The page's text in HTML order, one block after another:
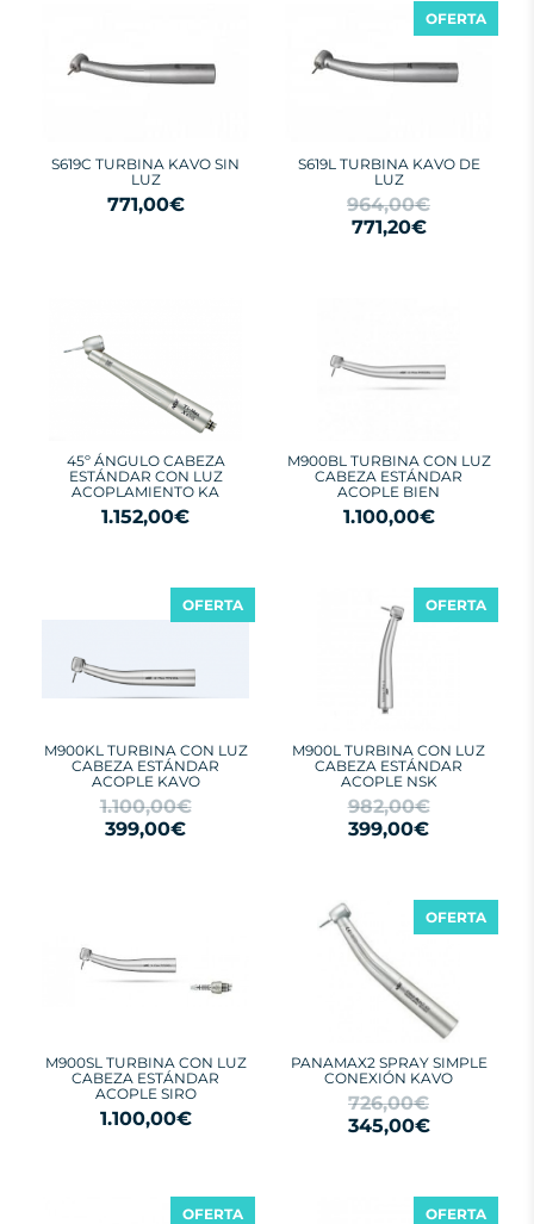
S619C TURBINA KAVO SIN
LUZ
771,00€
S619L TURBINA KAVO DE
LUZ
964,00€
771,20€
OFERTA
45º ÁNGULO CABEZA
ESTÁNDAR CON LUZ
ACOPLAMIENTO KA
1.152,00€
M900BL TURBINA CON LUZ
CABEZA ESTÁNDAR
ACOPLE BIEN
1.100,00€
M900KL TURBINA CON LUZ
CABEZA ESTÁNDAR
ACOPLE KAVO
1.100,00€
399,00€
OFERTA
M900L TURBINA CON LUZ
CABEZA ESTÁNDAR
ACOPLE NSK
982,00€
399,00€
OFERTA
M900SL TURBINA CON LUZ
CABEZA ESTÁNDAR
ACOPLE SIRO
1.100,00€
PANAMAX2 SPRAY SIMPLE
CONEXIÓN KAVO
726,00€
345,00€
OFERTA
OFERTA OFERTA